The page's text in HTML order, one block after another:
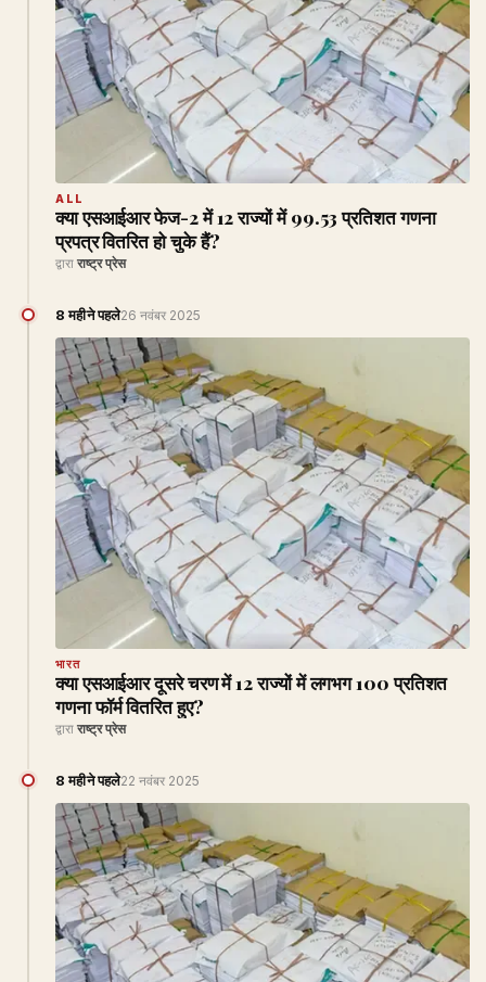
ALL
क्या एसआईआर फेज-2 में 12 राज्यों में 99.53 प्रतिशत गणना
प्रपत्र वितरित हो चुके हैं?
द्वारा राष्ट्र प्रेस
8 महीने पहले26 नवंबर 2025
भारत
क्या एसआईआर दूसरे चरण में 12 राज्यों में लगभग 100 प्रतिशत
गणना फॉर्म वितरित हुए?
द्वारा राष्ट्र प्रेस
8 महीने पहले22 नवंबर 2025